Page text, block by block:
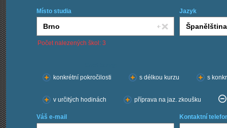
Místo studia Jazyk
Počet nalezených škol: 3
konkrétní pokročilosti
s délkou kurzu s
v určitých hodinách příprava na jaz. zkoušku
Váš e-mail Kontaktní